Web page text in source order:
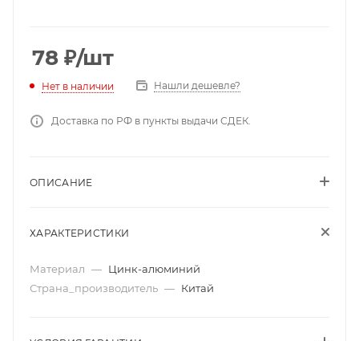
78 ₽/шт
Нет в наличии Нашли дешевле?
Доставка по РФ в пункты выдачи СДЕК.
ОПИСАНИЕ
ХАРАКТЕРИСТИКИ
Материал — Цинк-алюминий
Страна_производитель — Китай